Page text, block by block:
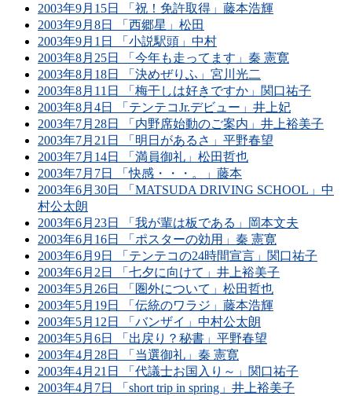
2003年9月15日 「祝！免許取得」藤本浩輝
2003年9月8日 「西郷星」松田
2003年9月1日 「小説駅頭」中村
2003年8月25日 「今年も走ってます」秦 憲寛
2003年8月18日 「決めぜりふ」宮川光二
2003年8月11日 「梅干しは好きですか」関口祐子
2003年8月4日 「テンテコJr.デビュー」井上妃
2003年7月28日 「内野席始動のご案内」井上裕美子
2003年7月21日 「明日があるさ」平野春望
2003年7月14日 「満員御礼」松田哲也
2003年7月7日 「快感・・・。」藤本
2003年6月30日 「MATSUDA DRIVING SCHOOL」中
村公太朗
2003年6月23日 「我が輩は板である」岡本文夫
2003年6月16日 「ポスターの効用」秦 憲寛
2003年6月9日 「テンテコの24時間宣言」関口祐子
2003年6月2日 「七夕に向けて」井上裕美子
2003年5月26日 「圏外について」松田哲也
2003年5月19日 「伝統のワラジ」藤本浩輝
2003年5月12日 「バンザイ」中村公太朗
2003年5月6日 「出戻り？秘書」平野春望
2003年4月28日 「当選御礼」秦 憲寛
2003年4月21日 「代議士お国入り～」関口祐子
2003年4月7日 「short trip in spring」井上裕美子